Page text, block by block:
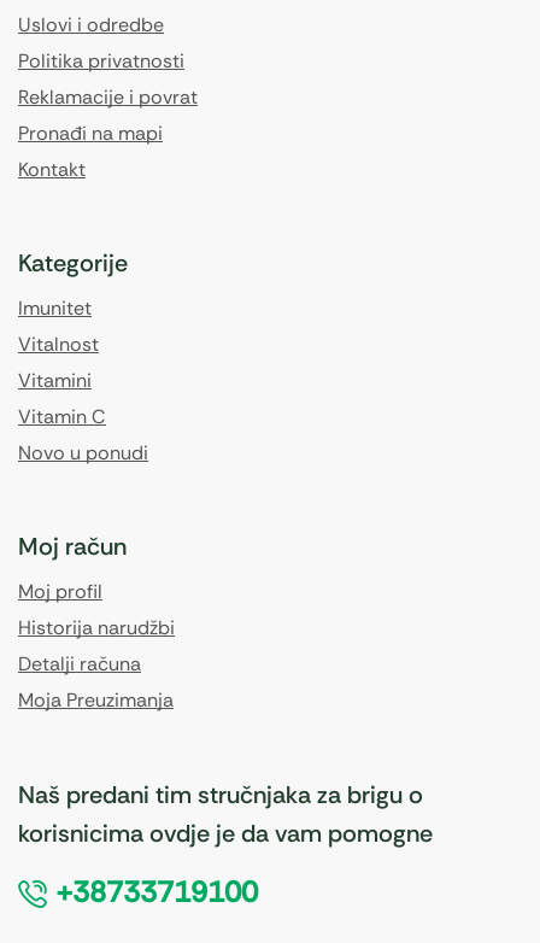
Uslovi i odredbe
Politika privatnosti
Reklamacije i povrat
Pronađi na mapi
Kontakt
Kategorije
Imunitet
Vitalnost
Vitamini
Vitamin C
Novo u ponudi
Moj račun
Moj profil
Historija narudžbi
Detalji računa
Moja Preuzimanja
Naš predani tim stručnjaka za brigu o
korisnicima ovdje je da vam pomogne
+38733719100